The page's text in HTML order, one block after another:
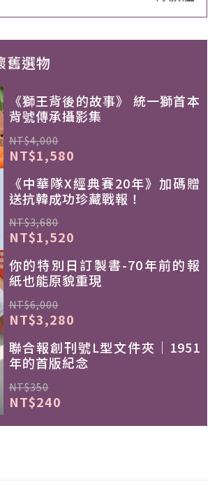
舊選物
《獅王背後的故事》 統一獅首本
背號傳承攝影集
NT$4,000
NT$1,580
《中華隊X經典賽20年》加碼贈
送抗韓成功珍藏戰報！
NT$3,680
NT$1,520
你的特別日訂製書-70年前的報
紙也能原貌重現
NT$6,000
NT$3,280
聯合報創刊號L型文件夾｜1951
年的首版紀念
NT$350
NT$240